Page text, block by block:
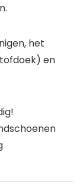
het
en